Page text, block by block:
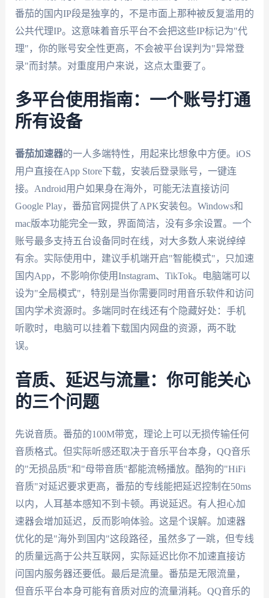
番茄的国内IP段是独享的，不是市面上那种被反复滥用的
公共代理IP。这意味着音乐平台不会把这些IP标记为"代
理"，你的账号安全性更高，不会被平台误判为"异常登
录"而封禁。对重度用户来说，这点太重要了。
多平台使用指南：一个账号打通
所有设备
番茄加速器的一人多端特性，用起来比想象中方便。iOS
用户直接在App Store下载，安装后登录账号，一键连
接。Android用户如果身在海外，可能无法直接访问
Google Play，番茄官网提供了APK安装包。Windows和
mac版本功能完全一致，界面简洁，没有多余设置。一个
账号最多支持五台设备同时在线，对大多数人来说绰绰
有余。实际使用中，建议手机端开启"智能模式"，只加速
国内App，不影响你使用Instagram、TikTok。电脑端可以
设为"全局模式"，特别是当你需要同时用音乐软件和访问
国内学术资源时。多端同时在线还有个隐藏好处：手机
听歌时，电脑可以挂着下载国内网盘的资源，两不耽
误。
音质、延迟与流量：你可能关心
的三个问题
先说音质。番茄的100M带宽，理论上可以无损传输任何
音质格式。但实际听感还取决于音乐平台本身，QQ音乐
的"无损品质"和"母带音质"都能流畅播放。酷狗的"HiFi
音质"对延迟要求更高，番茄的专线能把延迟控制在50ms
以内，人耳基本感知不到卡顿。再说延迟。有人担心加
速器会增加延迟，反而影响体验。这是个误解。加速器
优化的是"海外到国内"这段路径，虽然多了一跳，但专线
的质量远高于公共互联网，实际延迟比你不加速直接访
问国内服务器还要低。最后是流量。番茄是无限流量，
但音乐平台本身可能有音质对应的流量消耗。QQ音乐的